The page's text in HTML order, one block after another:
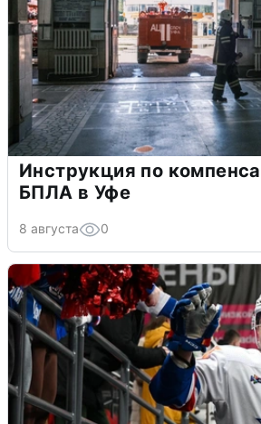
Инструкция по
БПЛА в Уфе
8 августа 0